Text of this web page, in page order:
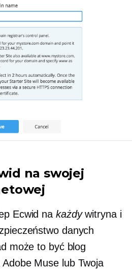
na swojej
Ecwid na każdywitryna i
danych
może to być blog
Muse lub Twoja